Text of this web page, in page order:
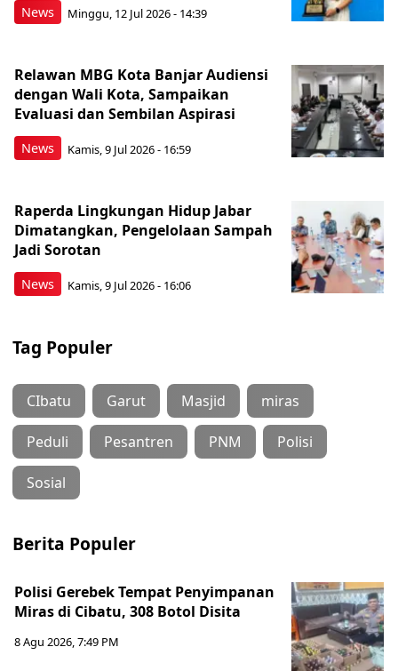
News Minggu, 12 Jul 2026 - 14:39
News
Relawan MBG Kota Banjar Audiensi
dengan Wali Kota, Sampaikan
Evaluasi dan Sembilan Aspirasi
Kamis, 9 Jul 2026 - 16:59
News
Raperda Lingkungan Hidup Jabar
Dimatangkan, Pengelolaan Sampah
Jadi Sorotan
Kamis, 9 Jul 2026 - 16:06
Tag Populer
CIbatu Garut Masjid miras
Peduli Pesantren PNM Polisi
Sosial
Berita Populer
Polisi Gerebek Tempat Penyimpanan
Miras di Cibatu, 308 Botol Disita
8 Agu 2026, 7:49 PM